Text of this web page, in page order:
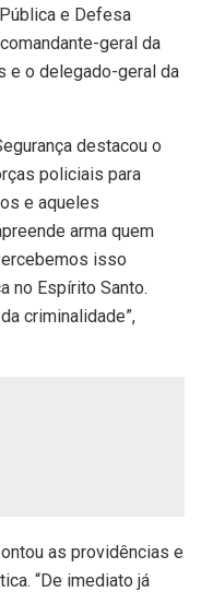
e Defesa
geral da
e o delegado-geral da
destacou o
policiais para
e aqueles
arma quem
isso
no Espírito Santo.
criminalidade”,
as providências e
“De imediato já